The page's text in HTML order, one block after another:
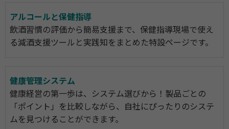
アルコールと保健指導
飲酒習慣の評価から簡易支援まで、保健指導現場で使え
る減酒支援ツールと実践知をまとめた特設ページです。
健康管理システム
健康経営の第一歩は、システム選びから！製品ごとの
「ポイント」を比較しながら、自社にぴったりのシステ
ムを見つけることができます。